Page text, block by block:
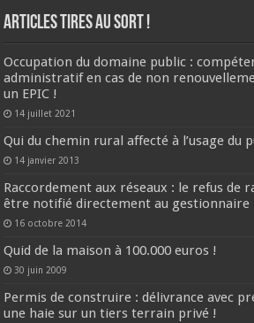
ARTICLES TIRES AU SORT !
Occupation du domaine public :
administratif en cas de non
un EPIC !
14 juillet 2021
Qui du chemin rural affecté à l’usage du
14 janvier 2013
Raccordement aux réseaux : le refus de
être notifié directement au gestionnaire
16 octobre 2014
Quid de la maison à 100.000 euros !
30 juin 2009
Permis de construire : délivrance avec
une haie sur un tiers terrain privé !